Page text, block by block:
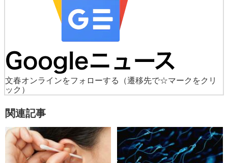
文春オンラインをフォローする
（遷移先で☆マークをクリ
ック）
関連記事